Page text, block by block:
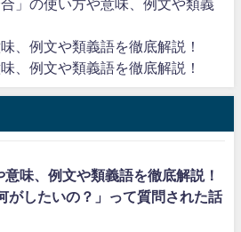
」の使い方や意味、例文や類義
、例文や類義語を徹底解説！
、例文や類義語を徹底解説！
意味、例文や類義語を徹底解説！
がしたいの？」って質問された話